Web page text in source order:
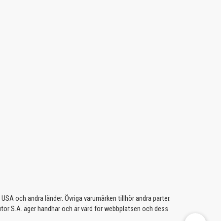
och andra länder. Övriga varumärken tillhör andra parter.
S.A. äger handhar och är värd för webbplatsen och dess